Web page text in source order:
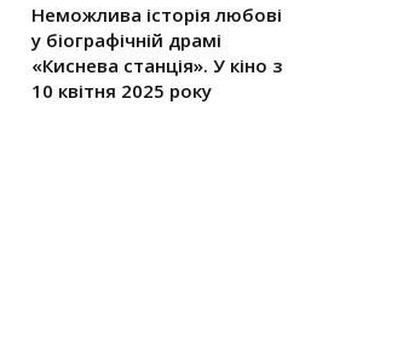
Неможлива історія любові
у біографічній драмі
«Киснева станція». У кіно з
10 квітня 2025 року